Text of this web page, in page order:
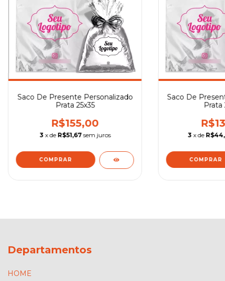
Saco De Presente Personalizado
Prata 25x35
R$155,00
3 x de R$51,67 sem juros
COMPRAR
Saco De
Prata
3 x de
COMPRAR
Departamentos
HOME